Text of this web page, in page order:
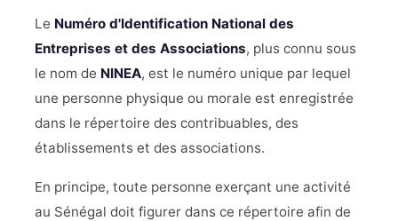
Le Numéro d'Identification National des
Entreprises et des Associations, plus connu sous
le nom de NINEA, est le numéro unique par lequel
une personne physique ou morale est enregistrée
dans le répertoire des contribuables, des
établissements et des associations.
En principe, toute personne exerçant une activité
au Sénégal doit figurer dans ce répertoire afin de